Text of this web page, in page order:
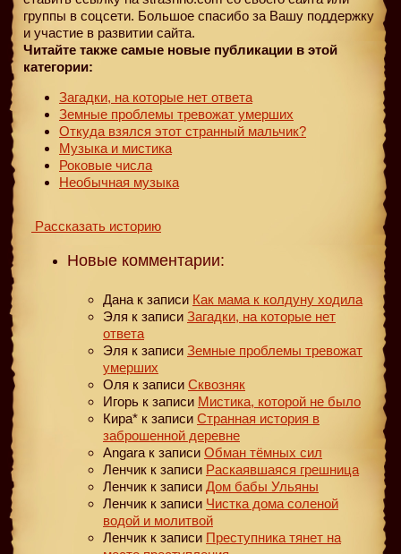
группы в соцсети. Большое спасибо за Вашу поддержку
и участие в развитии сайта.
Читайте также самые новые публикации в этой
категории:
Загадки, на которые нет ответа
Земные проблемы тревожат умерших
Откуда взялся этот странный мальчик?
Музыка и мистика
Роковые числа
Необычная музыка
Рассказать историю
Новые комментарии:
Дана к записи Как мама к колдуну ходила
Эля к записи Загадки, на которые нет
ответа
Эля к записи Земные проблемы тревожат
умерших
Оля к записи Сквозняк
Игорь к записи Мистика, которой не было
Кира* к записи Странная история в
заброшенной деревне
Angara к записи Обман тёмных сил
Ленчик к записи Раскаявшаяся грешница
Ленчик к записи Дом бабы Ульяны
Ленчик к записи Чистка дома соленой
водой и молитвой
Ленчик к записи Преступника тянет на